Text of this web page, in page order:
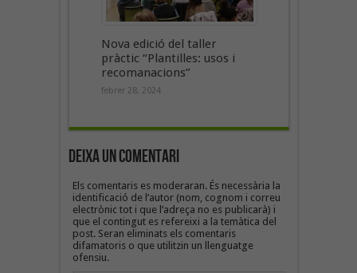
Nova edició del taller
pràctic “Plantilles: usos i
recomanacions”
febrer 28, 2024
Deixa un Comentari
Els comentaris es moderaran. És necessària la
identificació de l’autor (nom, cognom i correu
electrònic tot i que l’adreça no es publicarà) i
que el contingut es refereixi a la temàtica del
post. Seran eliminats els comentaris
difamatoris o que utilitzin un llenguatge
ofensiu.